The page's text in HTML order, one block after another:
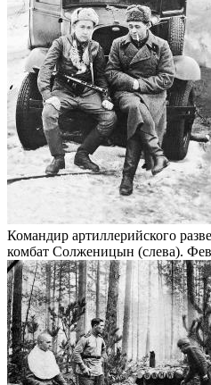
Командир артиллерийского
комбат Солженицын (слева).